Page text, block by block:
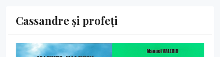
Cassandre și profeți